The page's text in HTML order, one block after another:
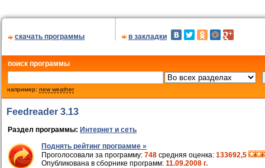
скачать программы в закладки
поиск программы
например: new weather
Feedreader 3.13
Раздел программы: Интернет и сеть
Поднять рейтинг программе »
Проголосовали за программу: 748 средняя оценка: 133692,5
Опубликована в сборнике программ: 11.09.2008 г.